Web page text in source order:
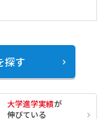
探す
大学進学実績が
伸びている